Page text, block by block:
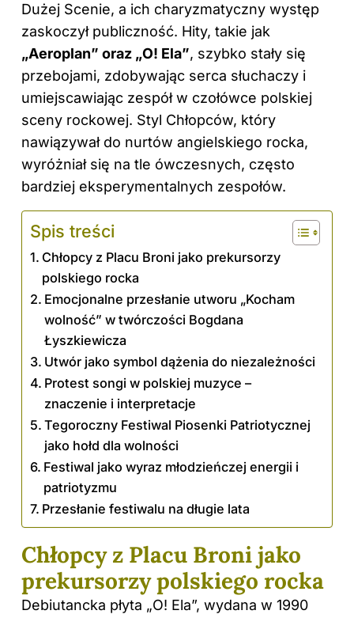
Dużej Scenie, a ich charyzmatyczny występ
zaskoczył publiczność. Hity, takie jak
„Aeroplan” oraz „O! Ela”, szybko stały się
przebojami, zdobywając serca słuchaczy i
umiejscawiając zespół w czołówce polskiej
sceny rockowej. Styl Chłopców, który
nawiązywał do nurtów angielskiego rocka,
wyróżniał się na tle ówczesnych, często
bardziej eksperymentalnych zespołów.
Spis treści
Chłopcy z Placu Broni jako prekursorzy
polskiego rocka
Emocjonalne przesłanie utworu „Kocham
wolność” w twórczości Bogdana
Łyszkiewicza
Utwór jako symbol dążenia do niezależności
Protest songi w polskiej muzyce –
znaczenie i interpretacje
Tegoroczny Festiwal Piosenki Patriotycznej
jako hołd dla wolności
Festiwal jako wyraz młodzieńczej energii i
patriotyzmu
Przesłanie festiwalu na długie lata
Chłopcy z Placu Broni jako
prekursorzy polskiego rocka
Debiutancka płyta „O! Ela”, wydana w 1990